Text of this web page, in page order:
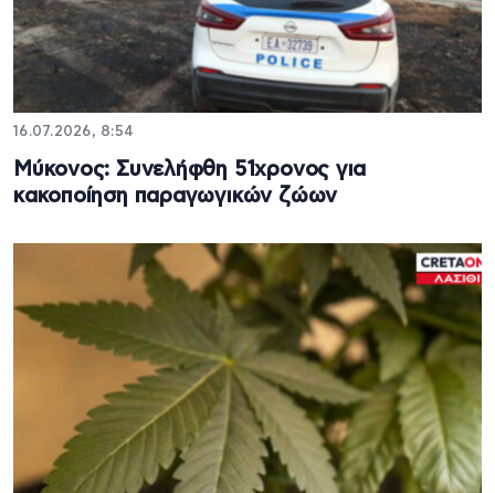
16.07.2026, 8:54
Μύκονος: Συνελήφθη 51χρονος για
κακοποίηση παραγωγικών ζώων